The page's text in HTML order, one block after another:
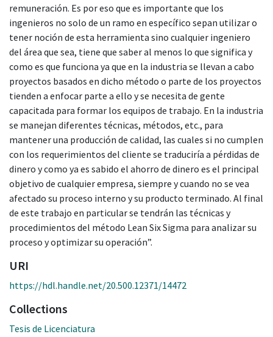
remuneración. Es por eso que es importante que los
ingenieros no solo de un ramo en específico sepan utilizar o
tener noción de esta herramienta sino cualquier ingeniero
del área que sea, tiene que saber al menos lo que significa y
como es que funciona ya que en la industria se llevan a cabo
proyectos basados en dicho método o parte de los proyectos
tienden a enfocar parte a ello y se necesita de gente
capacitada para formar los equipos de trabajo. En la industria
se manejan diferentes técnicas, métodos, etc., para
mantener una producción de calidad, las cuales si no cumplen
con los requerimientos del cliente se traduciría a pérdidas de
dinero y como ya es sabido el ahorro de dinero es el principal
objetivo de cualquier empresa, siempre y cuando no se vea
afectado su proceso interno y su producto terminado. Al final
de este trabajo en particular se tendrán las técnicas y
procedimientos del método Lean Six Sigma para analizar su
proceso y optimizar su operación”.
URI
https://hdl.handle.net/20.500.12371/14472
Collections
Tesis de Licenciatura